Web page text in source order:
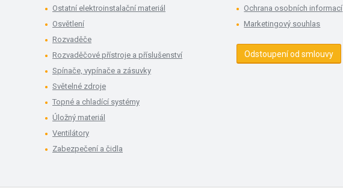
Ostatní elektroinstalační materiál
Osvětlení
Rozvaděče
Rozvaděčové přístroje a příslušenství
Spínače, vypínače a zásuvky
Světelné zdroje
Topné a chladící systémy
Úložný materiál
Ventilátory
Zabezpečení a čidla
Ochrana osobních informací
Marketingový souhlas
Odstoupení od smlouvy